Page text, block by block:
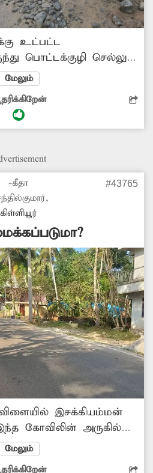
உட்பட்ட
பொட்டக்குழி செல்லும்
சாலையில் தெருவுகடை
குண்டும்
தகுதியற்ற
இதனால் அந்த
வருகின்றனர். எனவே
நடவடிக்ைக
மேலும்
-கீதா
கிள்ளியூர்
#43765
இசக்கியம்மன்
கோவிலின் அருகில்
செல்லும் சாலை
வாகனங்களில்
மேலும்